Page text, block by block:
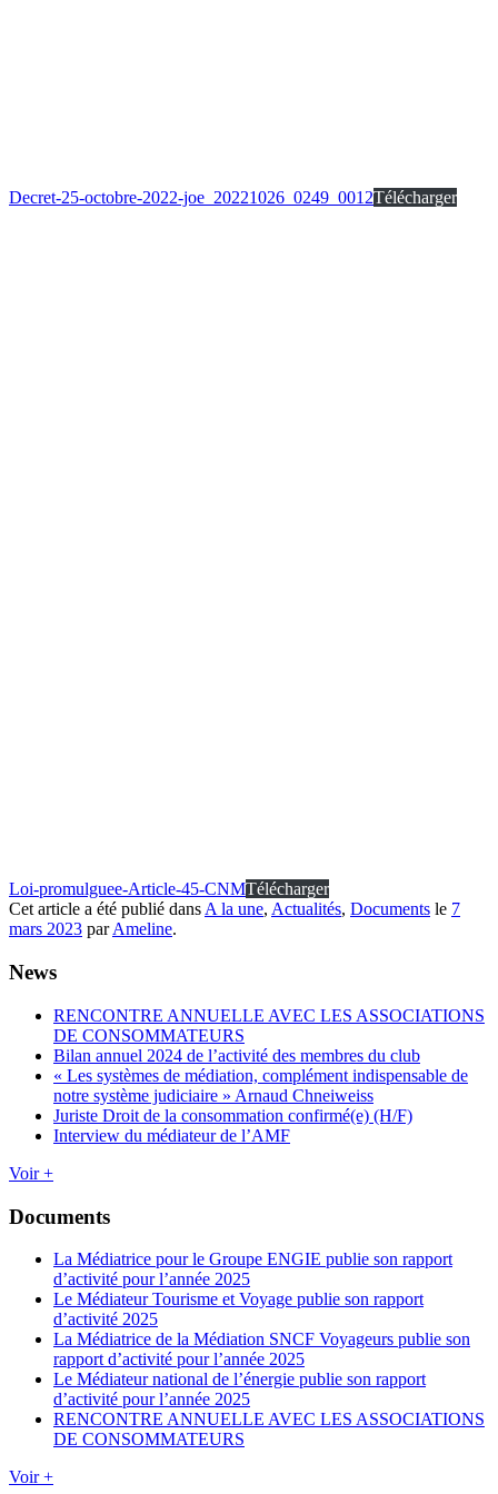
Decret-25-octobre-2022-joe_20221026_0249_0012Télécharger
Loi-promulguee-Article-45-CNMTélécharger
Cet article a été publié dansA la une, Actualités, Documents le 7
mars 2023 parAmeline.
News
RENCONTRE ANNUELLE AVEC LES ASSOCIATIONS
DE CONSOMMATEURS
Bilan annuel 2024 de l’activité des membres du club
« Les systèmes de médiation, complément indispensable de
notre système judiciaire » Arnaud Chneiweiss
Juriste Droit de la consommation confirmé(e) (H/F)
Interview du médiateur de l’AMF
Voir +
Documents
La Médiatrice pour le Groupe ENGIE publie son rapport
d’activité pour l’année 2025
Le Médiateur Tourisme et Voyage publie son rapport
d’activité 2025
La Médiatrice de la Médiation SNCF Voyageurs publie son
rapport d’activité pour l’année 2025
Le Médiateur national de l’énergie publie son rapport
d’activité pour l’année 2025
RENCONTRE ANNUELLE AVEC LES ASSOCIATIONS
DE CONSOMMATEURS
Voir +